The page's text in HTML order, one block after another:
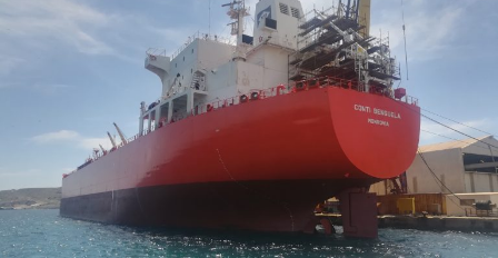
07
Insel
Syros